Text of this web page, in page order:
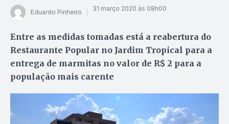
Eduardo Pinheiro 31 março 2020 às 08h00
Entre as medidas tomadas está a reabertura do
Restaurante Popular no Jardim Tropical para a
entrega de marmitas no valor de R$ 2 para a
população mais carente